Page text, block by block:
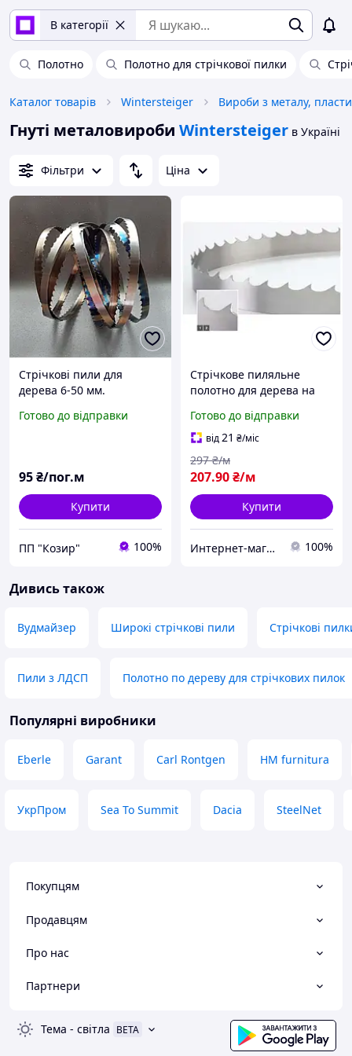
В категорії
Полотно Полотно для стрічкової пилки
Каталог товарів Wintersteiger Вироби з металу,
Гнуті металовироби Wintersteiger в Україні
Фільтри Ціна
Стрічкові пили для
дерева 6-50 мм.
Готово до відправки
95₴/пог.м
Купити
ПП "Козир" 100%
Стрічкове пиляльне
полотно для дерева на
Готово до відправки
від21 ₴/міс
207.90₴/м
297 ₴/м
Купити
Интернет-магазин "Мир Всего" 100%
Дивись також
Вудмайзер Широкі стрічкові пили Стрічкові
Пили з ЛДСП Полотно по дереву для стрічкових пилок
Популярні виробники
Eberle Garant Carl Rontgen HM furnitura
УкрПром Sea To Summit Dacia SteelNet
Покупцям
Продавцям
Про нас
Партнери
Тема - світла BETA